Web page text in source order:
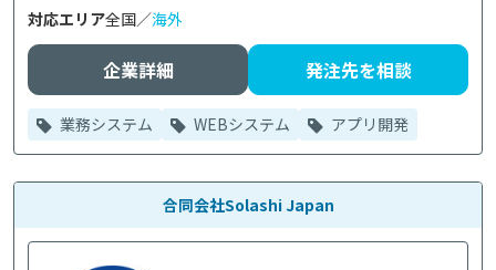
対応エリア全国／海外
企業詳細 発注先を相談
業務システム WEBシステム アプリ開発
合同会社Solashi Japan